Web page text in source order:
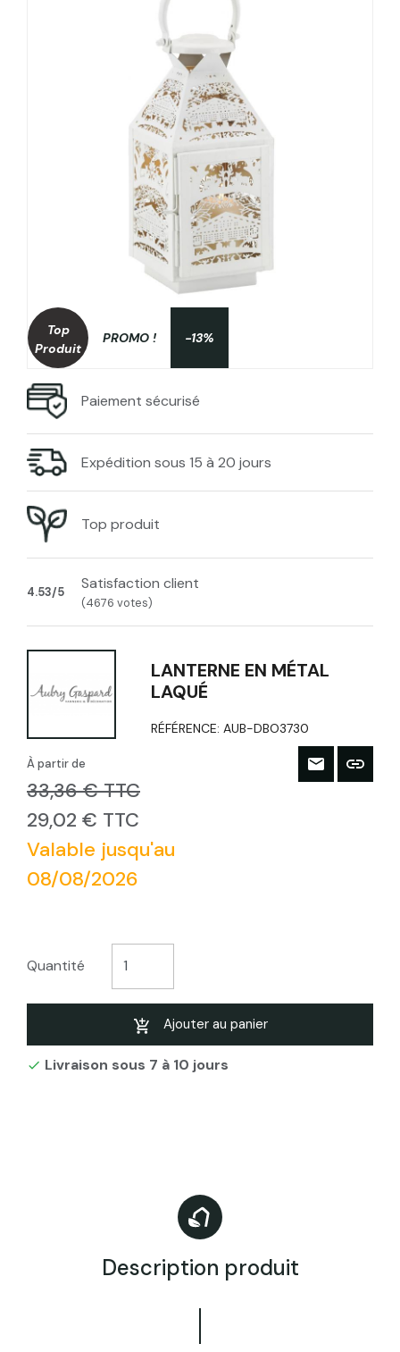
Top
Produit
PROMO ! -13%
Paiement sécurisé
Expédition sous 15 à 20 jours
Top produit
4.53/5 Satisfaction client
(4676 votes)
LANTERNE EN MÉTAL
LAQUÉ
RÉFÉRENCE:AUB-DBO3730
À partir de
33,36 € TTC
29,02 € TTC
Valable jusqu'au
08/08/2026
Quantité
Ajouter au panier
 Livraison sous 7 à 10 jours
Description produit